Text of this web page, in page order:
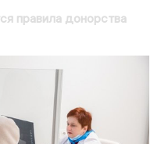
правила донорства